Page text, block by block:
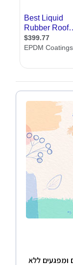
אך
את האיטום
שלד הבית,
לבצע איטום
קבלני
למצוא
כמו כן
בפורום
הצעות
ומפגעים ללא